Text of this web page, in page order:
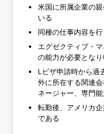
米国に所属企業の
いる
同種の仕事内容を
エグゼクティブ・
の能力が必要とな
Lビザ申請時から過
外に所在する関連
ネージャー、専門
転勤後、アメリカ
である